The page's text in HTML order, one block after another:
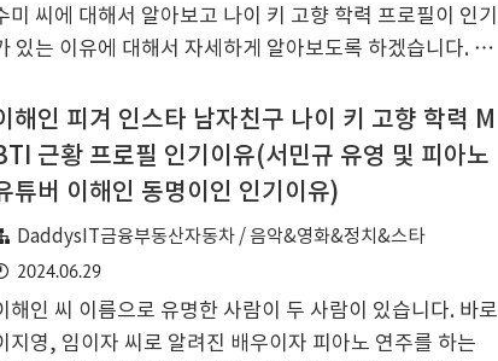
으로 올해 나이 46세이며 고향은 서울특별시 서초구 서초
이며 키 179cm, 몸무게 92.2kg, 혈액형은 B형입니다. 가
미 씨에 대해서 알아보고 나이 키 고향 학력 프로필이 인기
있는 이유에 대해서 자세하게 알아보도록 하겠습니다. 서
제가 되었습니다. 서효림 간단 프로필 서효림의 본명은 유
영입니다. 1985년 1월 6일생으로 올해 24년 기준 나이로
세입니다. 고향은 서울특별시 용산구 한남동이며 키 170c
m, 혈액형 A형입니다. 가족은 부모님, 오빠, 1976년생으로
차이가 나는 남편 정명호, 2020년 태어난 딸 정조이, 시
머니 김수미 배우가 있으며 학교는 인하공업전문대학 비
과 전문학사를 졸업을 했으며 첫 데뷔는 2007년 kbs2 드
마 꽃피는 봄이 오면으로 데뷔를 했으며 소속사는 ..
해인 피겨 인스타 남자친구 나이 키 고향 학력 M
근황 프로필 인기이유(서민규 유영 및 피아노
튜버 이해인 동명이인 인기이유)
DaddysIT금융부동산자동차 / 음악&영화&정치&스타
2024.06.29
해인 씨 이름으로 유명한 사람이 두 사람이 있습니다. 바로
지영, 임이자 씨로 알려진 배우이자 피아노 연주를 하는